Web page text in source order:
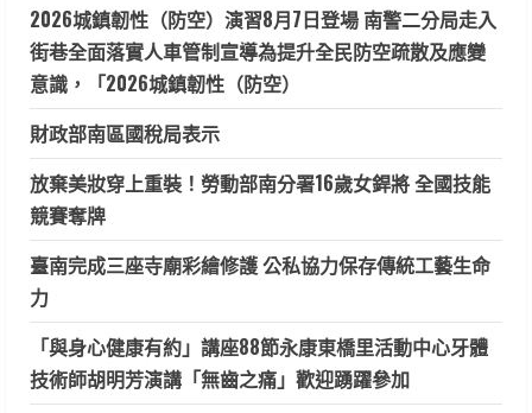
2026城鎮韌性（防空）演習8月7日登場 南警二分局走入
街巷全面落實人車管制宣導為提升全民防空疏散及應變
意識，「2026城鎮韌性（防空）
財政部南區國稅局表示
放棄美妝穿上重裝！勞動部南分署16歲女銲將 全國技能
競賽奪牌
臺南完成三座寺廟彩繪修護 公私協力保存傳統工藝生命
力
「與身心健康有約」講座88節永康東橋里活動中心牙體
技術師胡明芳演講「無齒之痛」歡迎踴躍參加